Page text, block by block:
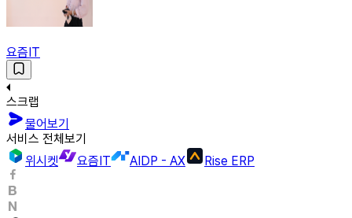
요즘IT
스크랩
물어보기
서비스 전체보기
위시켓
요즘IT AIDP - AX Rise ERP